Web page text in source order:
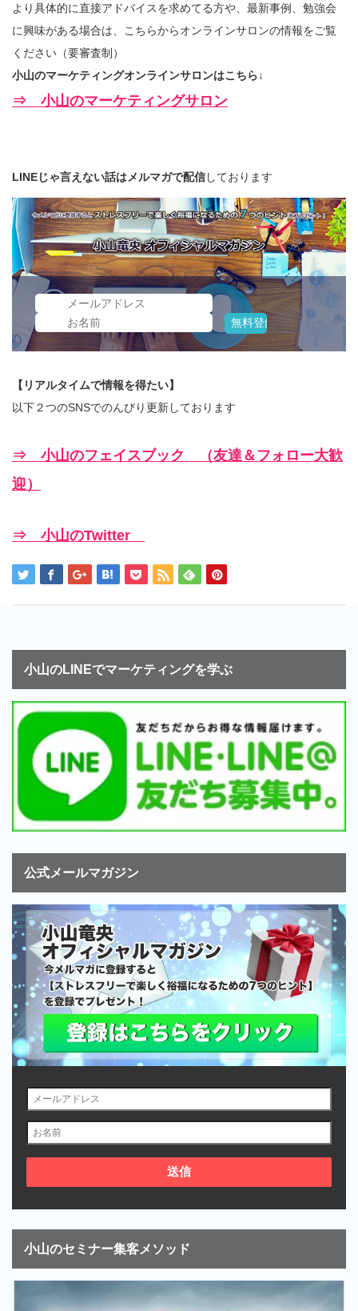
より具体的に直接アドバイスを求めてる方や、最新事例、勉強会
に興味がある場合は、こちらからオンラインサロンの情報をご覧
ください（要審査制）
小山のマーケティングオンラインサロンはこちら↓
⇒ 小山のマーケティングサロン
LINEじゃ言えない話はメルマガで配信しております
【リアルタイムで情報を得たい】
以下２つのSNSでのんびり更新しております
⇒ 小山のフェイスブック （友達＆フォロー大歓
迎）
⇒ 小山のTwitter
小山のLINEでマーケティングを学ぶ
公式メールマガジン
小山のセミナー集客メソッド